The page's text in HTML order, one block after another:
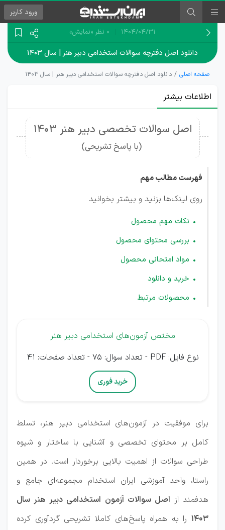
ورود کاربر
۱۴۰۴/۰۴/۳۱ 0 نظر «نمایش»
دانلود اصل دفترچه سوالات استخدامی دبیر هنر | سال ۱۴۰۳
صفحه اصلی دانلود اصل دفترچه سوالات استخدامی دبیر هنر | سال ۱۴۰۳
اطلاعات بیشتر
اصل سوالات تخصصی دبیر هنر 1403
(با پاسخ تشریحی)
فهرست مطالب مهم
روی لینک‌ها بزنید و بیشتر بخوانید
نکات مهم محصول
بررسی محتوای محصول
مواد امتحانی محصول
خرید و دانلود
محصولات مرتبط
مختص آزمون‌های استخدامی دبیر هنر
نوع فایل: PDF - تعداد سوال: 75 - تعداد صفحات: 41
خرید فوری
برای موفقیت در آزمون‌های استخدامی دبیر هنر، تسلط
کامل بر محتوای تخصصی و آشنایی با ساختار و شیوه
طراحی سوالات از اهمیت بالایی برخوردار است. در همین
راستا، واحد آموزشی ایران استخدام مجموعه‌ای جامع و
هدفمند از اصل سوالات آزمون استخدامی دبیر هنر سال
۱۴۰۳ را به همراه پاسخ‌های کاملا تشریحی گردآوری کرده